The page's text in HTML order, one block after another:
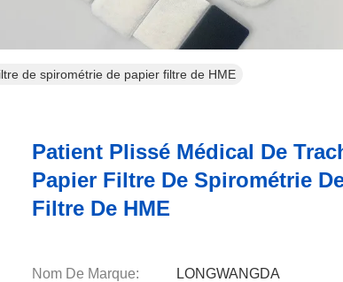
de spirométrie de papier filtre de HME
Patient Plissé Médical De
Papier Filtre De Spirométrie
Filtre De HME
Nom De Marque: LONGWANGDA